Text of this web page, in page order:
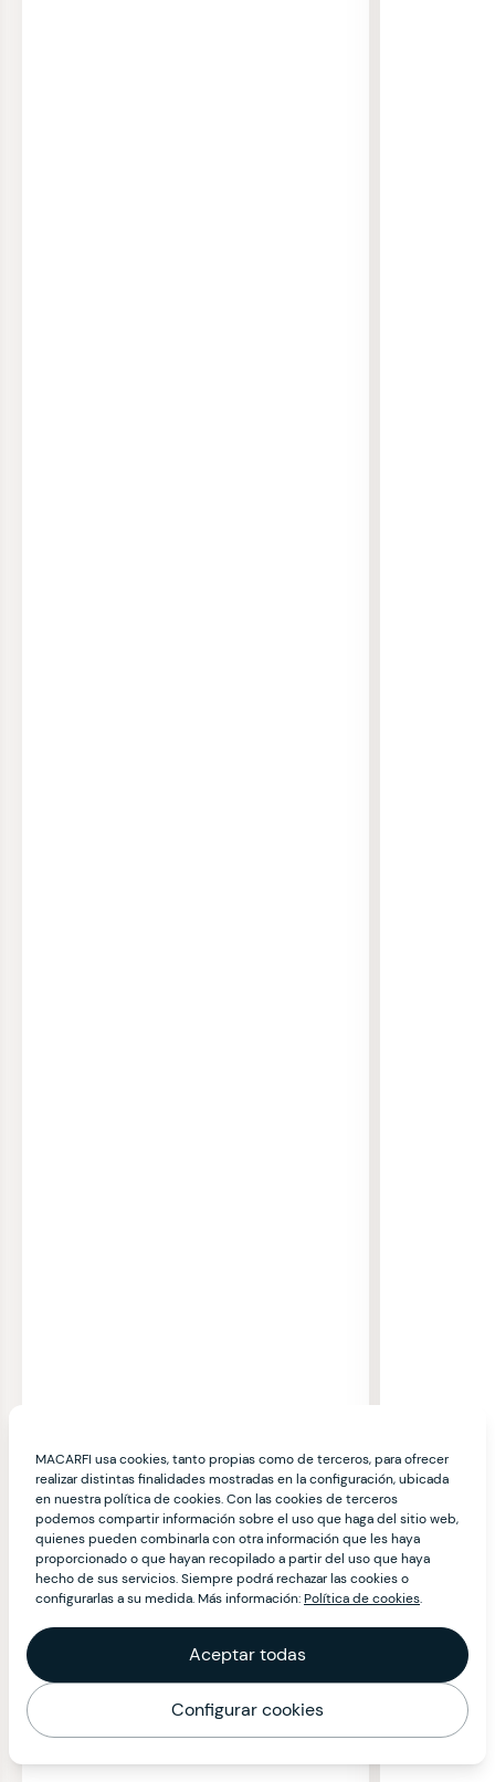
MACARFI usa cookies, tanto propias como de terceros, para ofrecer
realizar distintas finalidades mostradas en la configuración, ubicada
en nuestra política de cookies. Con las cookies de terceros
podemos compartir información sobre el uso que haga del sitio web,
quienes pueden combinarla con otra información que les haya
proporcionado o que hayan recopilado a partir del uso que haya
hecho de sus servicios. Siempre podrá rechazar las cookies o
configurarlas a su medida. Más información:Política de cookies.
Aceptar todas
Configurar cookies